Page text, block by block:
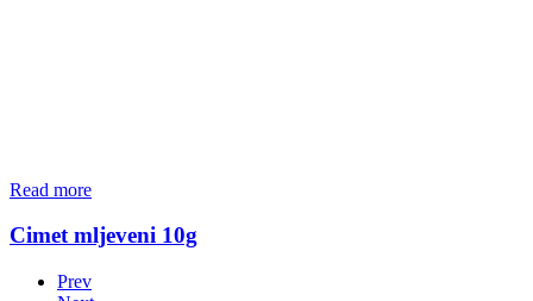
Read more
Cimet mljeveni 10g
Prev